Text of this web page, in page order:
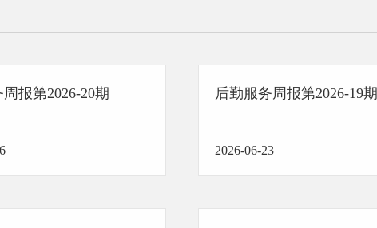
报第2026-20期 后勤服务周报第2026-19期
2026-06-23